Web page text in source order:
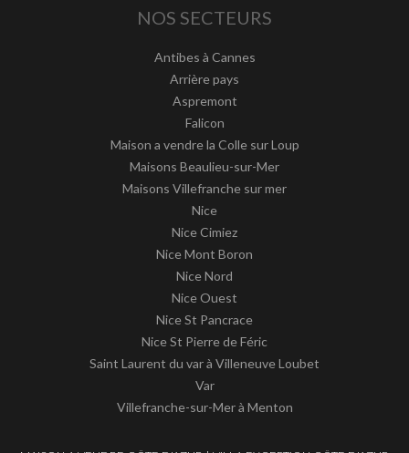
NOS SECTEURS
Antibes à Cannes
Arrière pays
Aspremont
Falicon
Maison a vendre la Colle sur Loup
Maisons Beaulieu-sur-Mer
Maisons Villefranche sur mer
Nice
Nice Cimiez
Nice Mont Boron
Nice Nord
Nice Ouest
Nice St Pancrace
Nice St Pierre de Féric
Saint Laurent du var à Villeneuve Loubet
Var
Villefranche-sur-Mer à Menton